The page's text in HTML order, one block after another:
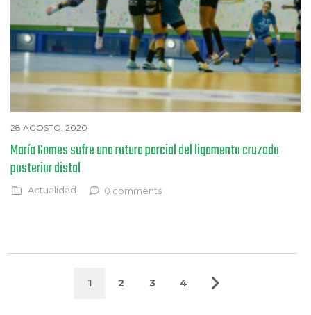
28 AGOSTO, 2020
María Gomes sufre una rotura parcial del ligamento cruzado
posterior distal
Actualidad 0 comments
1 2 3 4